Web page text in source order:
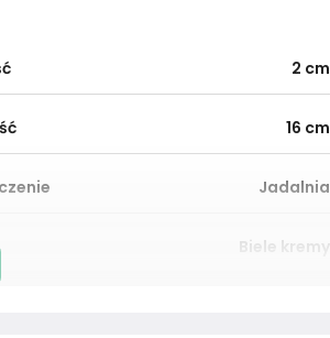
2 cm
16 cm
Jadalnia
Biele kremy